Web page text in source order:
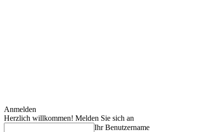
Anmelden
Herzlich willkommen! Melden Sie sich an
Ihr Benutzername